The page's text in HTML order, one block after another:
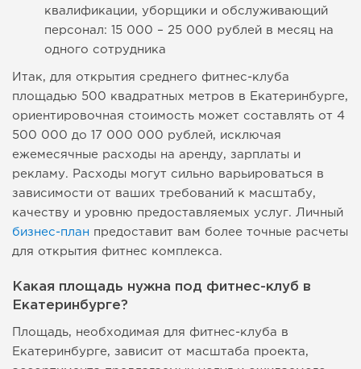
квалификации, уборщики и обслуживающий
персонал: 15 000 – 25 000 рублей в месяц на
одного сотрудника
Итак, для открытия среднего фитнес-клуба
площадью 500 квадратных метров в Екатеринбурге,
ориентировочная стоимость может составлять от 4
500 000 до 17 000 000 рублей, исключая
ежемесячные расходы на аренду, зарплаты и
рекламу. Расходы могут сильно варьироваться в
зависимости от ваших требований к масштабу,
качеству и уровню предоставляемых услуг. Личный
бизнес-план предоставит вам более точные расчеты
для открытия фитнес комплекса.
Какая площадь нужна под фитнес-клуб в
Екатеринбурге?
Площадь, необходимая для фитнес-клуба в
Екатеринбурге, зависит от масштаба проекта,